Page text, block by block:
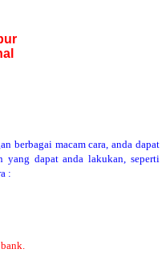
berbagai macam cara, anda dapat
yang dapat anda lakukan, seperti
: